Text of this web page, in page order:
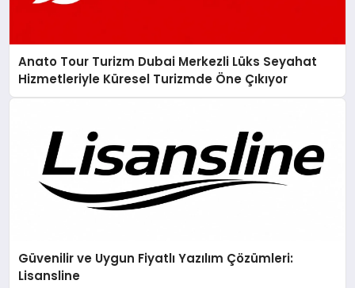
Anato Tour Turizm Dubai Merkezli Lüks Seyahat
Hizmetleriyle Küresel Turizmde Öne Çıkıyor
Güvenilir ve Uygun Fiyatlı Yazılım Çözümleri:
Lisansline